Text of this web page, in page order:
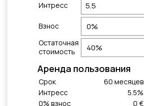
Интресс
Взнос
Остаточная
стоимость
Aренда пользования
Cрок 60 месяцeв
Интресс
5.5%
0% взнос 0 €